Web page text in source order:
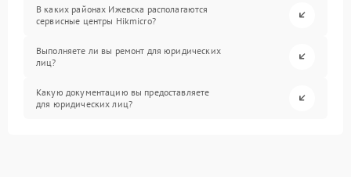
В каких районах Ижевска располагаются
сервисные центры Hikmicro?
Выполняете ли вы ремонт для юридических
лиц?
Какую документацию вы предоставляете
для юридических лиц?